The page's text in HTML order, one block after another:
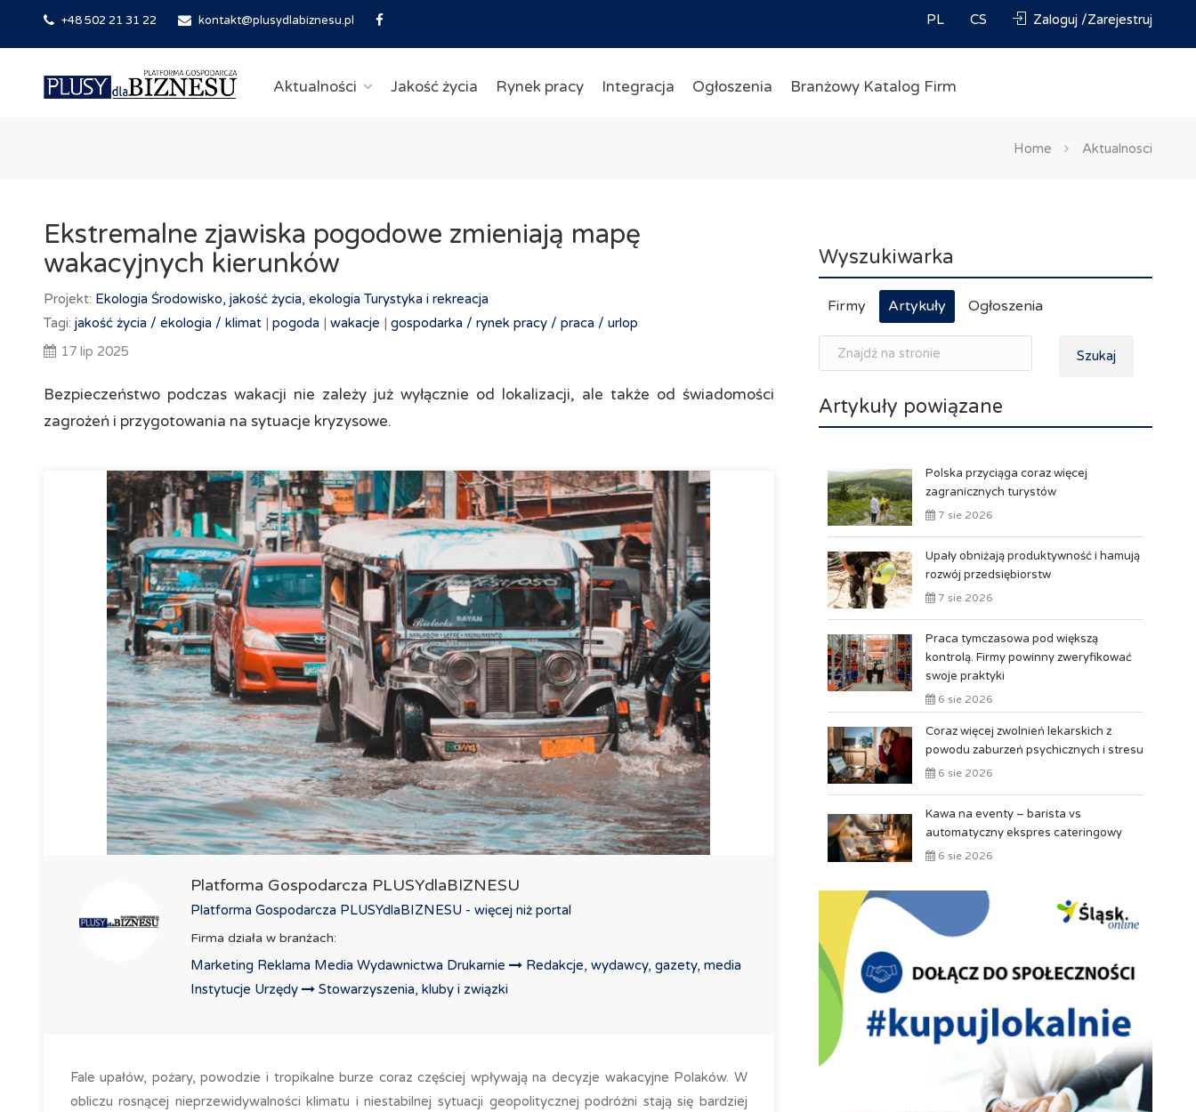
+48 502 21 31 22 kontakt@plusydlabiznesu.pl PL CS Zaloguj /Zarejestruj
Aktualności Jakość życia Rynek pracy Integracja Ogłoszenia Branżowy Katalog Firm
Home Aktualnosci
Ekstremalne zjawiska pogodowe zmieniają mapę
wakacyjnych kierunków
Projekt: Ekologia Środowisko, jakość życia, ekologia Turystyka i rekreacja
Tagi: jakość życia / ekologia / klimat | pogoda | wakacje | gospodarka / rynek pracy / praca / urlop
17 lip 2025
Bezpieczeństwo podczas wakacji nie zależy już wyłącznie od lokalizacji, ale także od świadomości
zagrożeń i przygotowania na sytuacje kryzysowe.
Platforma Gospodarcza PLUSYdlaBIZNESU
Platforma Gospodarcza PLUSYdlaBIZNESU - więcej niż portal
Firma działa w branżach:
Marketing Reklama Media Wydawnictwa Drukarnie
Redakcje, wydawcy, gazety, media
Instytucje Urzędy
Stowarzyszenia, kluby i związki
Fale upałów, pożary, powodzie i tropikalne burze coraz częściej wpływają na decyzje wakacyjne Polaków. W
obliczu rosnącej nieprzewidywalności klimatu i niestabilnej sytuacji geopolitycznej podróżni stają się bardziej
Wyszukiwarka
Firmy Artykuły Ogłoszenia
Szukaj
Artykuły powiązane
Polska przyciąga coraz więcej
zagranicznych turystów
7 sie 2026
Upały obniżają produktywność i hamują
rozwój przedsiębiorstw
7 sie 2026
Praca tymczasowa pod większą
kontrolą. Firmy powinny zweryfikować
swoje praktyki
6 sie 2026
Coraz więcej zwolnień lekarskich z
powodu zaburzeń psychicznych i stresu
6 sie 2026
Kawa na eventy – barista vs
automatyczny ekspres cateringowy
6 sie 2026